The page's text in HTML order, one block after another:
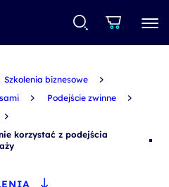
Szkolenia biznesowe
Podejście zwinne
korzystać z podejścia